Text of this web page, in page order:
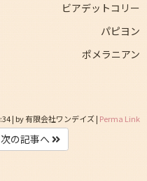
ビアデットコリー
パピヨン
ポメラニアン
| by有限会社ワンデイズ| Perma Link
次の記事へ